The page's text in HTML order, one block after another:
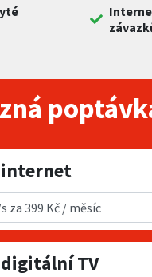
internet
TV
digitální TV